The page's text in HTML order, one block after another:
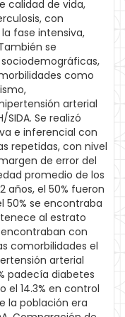
calidad de vida,
con
fase intensiva,
se
como
arterial
Se realizó
e inferencial con
repetidas, con nivel
de error del
promedio de los
años, el 50% fueron
50% se encontraba
al estrato
encontraban con
comorbilidades el
arterial
padecía diabetes
el 14.3% en control
la población era